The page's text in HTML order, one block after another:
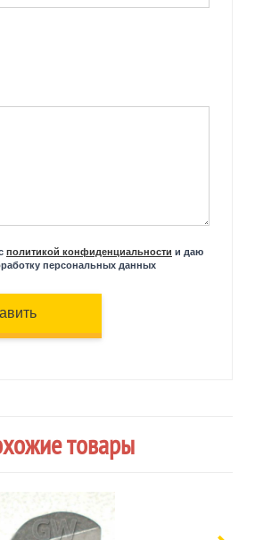
политикой конфиденциальности и даю
персональных данных
товары